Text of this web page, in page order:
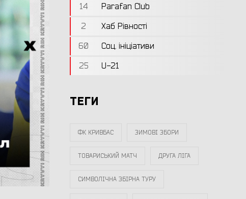
14
Parafan Club
2
Хаб Рівності
60
Соц. ініціативи
25
U-21
ТЕГИ
ФК КРИВБАС ЗИМОВІ ЗБОРИ
ТОВАРИСЬКИЙ МАТЧ ДРУГА ЛІГА
СИМВОЛІЧНА ЗБІРНА ТУРУ